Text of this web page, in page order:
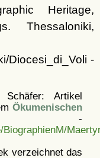
Heritage,
Thessaloniki,
Diocesi_di_Voli -
Artikel
Ökumenischen
verzeichnet das